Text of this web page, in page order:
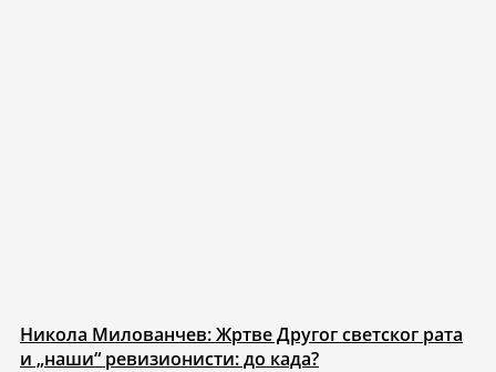
Никола Милованчев: Жртве Другог светског рата
и „наши“ ревизионисти: до када?